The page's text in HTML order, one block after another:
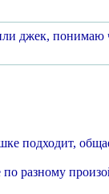
джек, понимаю
подходит,
разному